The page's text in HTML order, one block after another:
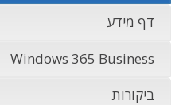
דף מידע
Windows 365 Business
ביקורות